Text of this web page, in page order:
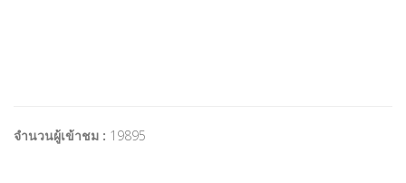
จำนวนผู้เข้าชม : 19895